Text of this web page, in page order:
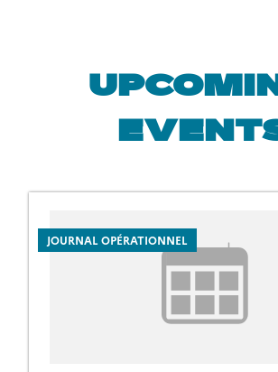
INCIDENT
JOURNAL OPÉRATIONNEL